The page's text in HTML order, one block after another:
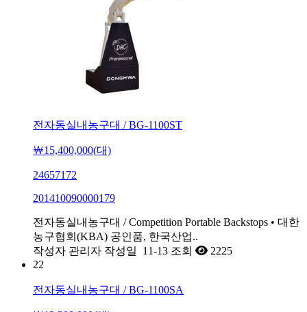
전자동실내농구대 / BG-1100ST
￦15,400,000(대)
24657172
201410090000179
전자동실내농구대 / Competition Portable Backstops • 대한
농구협회(KBA) 공인품, 한국산업..
작성자 관리자 작성일 11-13 조회
2225
22
전자동실내농구대 / BG-1100SA